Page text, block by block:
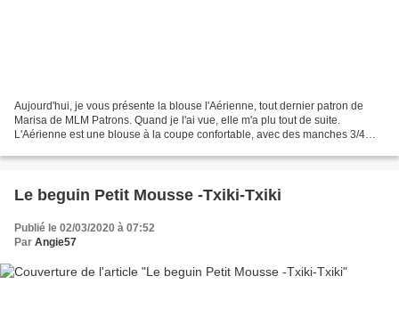
Aujourd'hui, je vous présente la blouse l'Aérienne, tout dernier patron de
Marisa de MLM Patrons. Quand je l'ai vue, elle m'a plu tout de suite.
L'Aérienne est une blouse à la coupe confortable, avec des manches 3/4
Le beguin Petit Mousse -Txiki-Txiki
Publié le 02/03/2020 à 07:52
Par Angie57